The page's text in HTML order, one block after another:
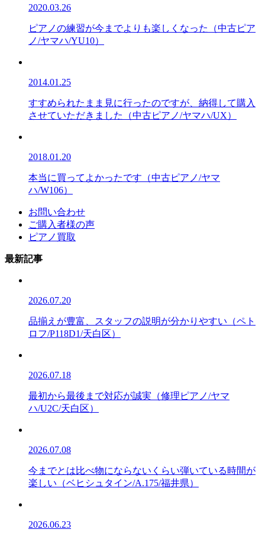
2020.03.26
ピアノの練習が今までよりも楽しくなった（中古ピア
ノ/ヤマハ/YU10）
2014.01.25
すすめられたまま見に行ったのですが、納得して購入
させていただきました（中古ピアノ/ヤマハ/UX）
2018.01.20
本当に買ってよかったです（中古ピアノ/ヤマ
ハ/W106）
お問い合わせ
ご購入者様の声
ピアノ買取
最新記事
2026.07.20
品揃えが豊富、スタッフの説明が分かりやすい（ペト
ロフ/P118D1/天白区）
2026.07.18
最初から最後まで対応が誠実（修理ピアノ/ヤマ
ハ/U2C/天白区）
2026.07.08
今までとは比べ物にならないくらい弾いている時間が
楽しい（ベヒシュタイン/A.175/福井県）
2026.06.23